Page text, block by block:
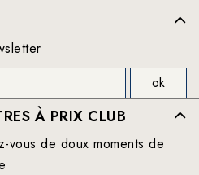
À PRIX CLUB
vous de doux moments de